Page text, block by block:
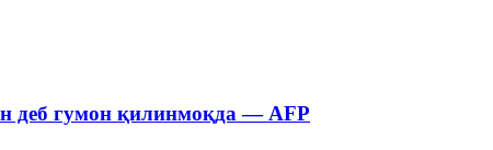
деб гумон қилинмоқда — AFP